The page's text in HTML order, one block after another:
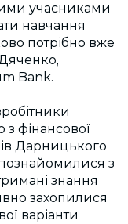
учасниками
навчання
потрібно вже
Bank.
фінансової
Дарницького
з
знання
захопилися
варіанти